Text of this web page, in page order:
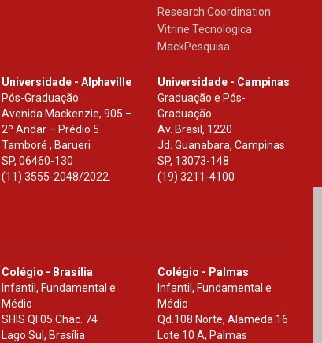
Research Coordination
Vitrine Tecnologica
MackPesquisa
Universidade - Alphaville
Pós-Graduação
Avenida Mackenzie, 905 –
2º Andar – Prédio 5
Tamboré , Barueri
SP, 06460-130
(11) 3555-2048/2022.
Universidade - Campinas
Graduação e Pós-
Graduação
Av. Brasil, 1220
Jd. Guanabara, Campinas
SP, 13073-148
(19) 3211-4100
Colégio - Brasília
Infantil, Fundamental e
Médio
SHIS Ql 05 Chác. 74
Lago Sul, Brasília
Colégio - Palmas
Infantil, Fundamental e
Médio
Qd.108 Norte, Alameda 16
Lote 10 A, Palmas